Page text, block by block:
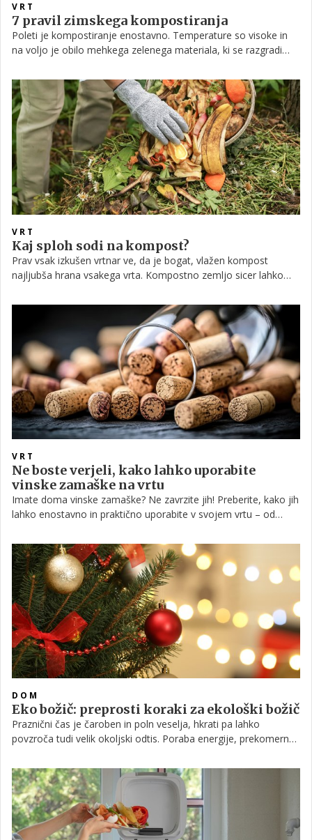
VRT
7 pravil zimskega kompostiranja
Poleti je kompostiranje enostavno. Temperature so visoke in
na voljo je obilo mehkega zelenega materiala, ki se razgradi
kompostnega kupa pade do točke, ko je razgradnja slabša.
Čeprav to še vedno ne pomeni, da je proces popolnoma
ustavljen, pa obstajajo načini, kako pospešiti zimsko
kompostiranje in pridelati več komposta tudi v najhladnejšem
delu leta.
VRT
Kaj sploh sodi na kompost?
Prav vsak izkušen vrtnar ve, da je bogat, vlažen kompost
najljubša hrana vsakega vrta. Kompostno zemljo sicer lahko
cenovnega vidika kot tudi zaradi kakovosti, saj tako natančno
VRT
Ne boste verjeli, kako lahko uporabite
vinske zamaške na vrtu
Imate doma vinske zamaške? Ne zavrzite jih! Preberite, kako jih
lahko enostavno in praktično uporabite v svojem vrtu – od
veliko več.
DOM
Eko božič: preprosti koraki za ekološki božič
Praznični čas je čaroben in poln veselja, hkrati pa lahko
povzroča tudi velik okoljski odtis. Poraba energije, prekomerna
povečajo količino odpadkov in obremenitev okolja. Z nekaj
premišljenimi koraki pa lahko tudi božične praznike praznujemo
bolj trajnostno, prijazno do planeta, hkrati pa ohranimo veselje
in toplino družinskega časa.